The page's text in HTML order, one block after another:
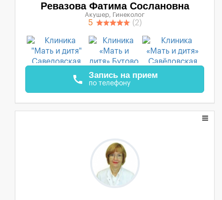
Ревазова Фатима Сослановна
Акушер, Гинеколог
5 (2)
call Запись на прием
по телефону